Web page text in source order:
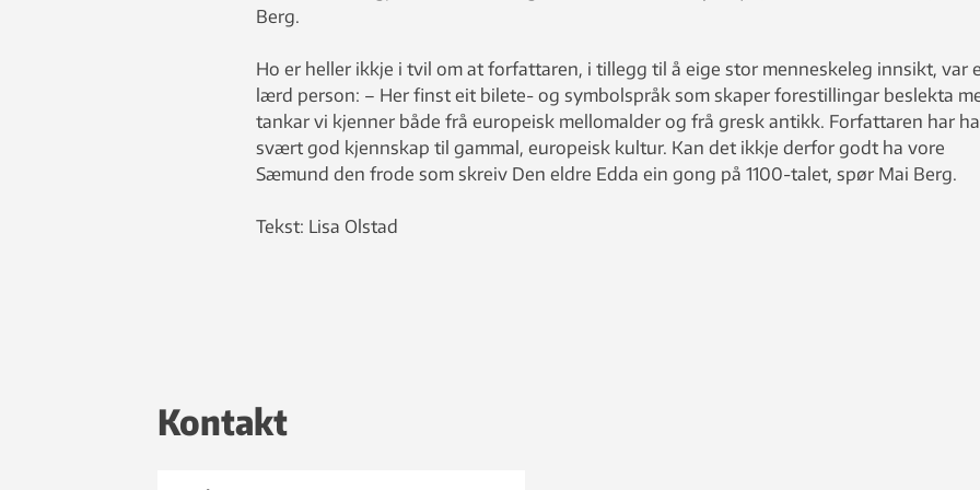
Berg.
Ho er heller ikkje i tvil om at forfattaren, i tillegg til å eige stor menneskeleg innsikt, var
lærd person: – Her finst eit bilete- og symbolspråk som skaper forestillingar beslekta
tankar vi kjenner både frå europeisk mellomalder og frå gresk antikk. Forfattaren har
svært god kjennskap til gammal, europeisk kultur. Kan det ikkje derfor godt ha vore
Sæmund den frode som skreiv Den eldre Edda ein gong på 1100-talet, spør Mai Berg.
Tekst: Lisa Olstad
Kontakt